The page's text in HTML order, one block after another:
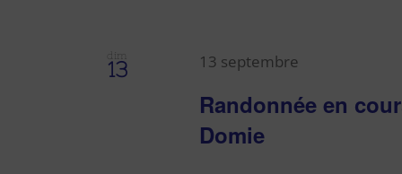
dim
13
Randonnée en
Domie
13 septembre